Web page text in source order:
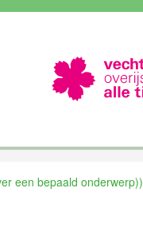
een bepaald onderwerp))